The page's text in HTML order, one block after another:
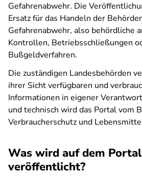
Gefahrenabwehr. Die
Ersatz für das Handeln der
Gefahrenabwehr, also behördliche
Kontrollen, Betriebsschließungen
Bußgeldverfahren.
Die zuständigen Landesbehörden
ihrer Sicht verfügbaren und
Informationen in eigener
und technisch wird das Portal vom
Verbraucherschutz und
Was wird auf dem Portal
veröffentlicht?